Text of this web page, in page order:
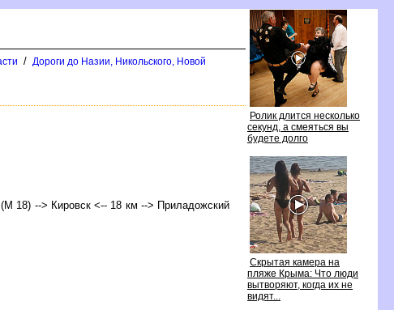
Ролик длится несколько
секунд, а смеяться вы
удете долго
Скрытая камера на
пляже Крыма: Что люди
ытворяют, когда их не
идят...
/ Дороги до Назии, Никольского, Новой
18) --> Кировск <-- 18 км --> Приладожский